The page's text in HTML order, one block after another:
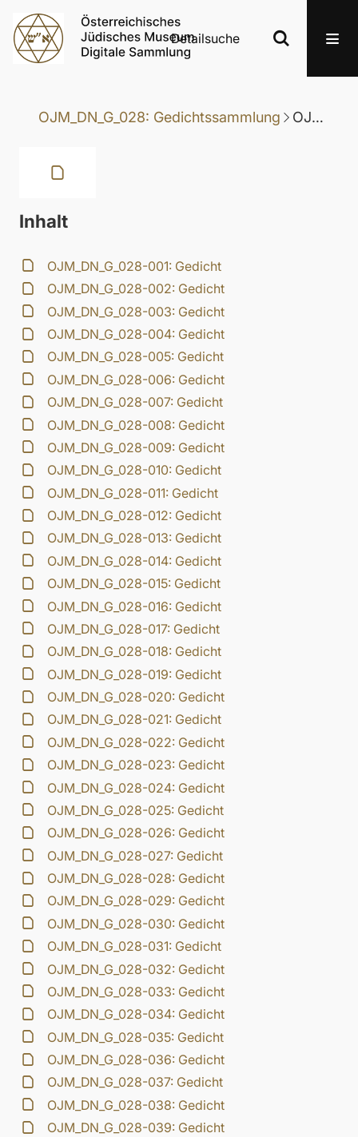
Detailsuche
OJM_DN_G_028: Gedichtssammlung OJM_DN_G_028-020: Gedicht
Inhalt
OJM_DN_G_028-001: Gedicht
OJM_DN_G_028-002: Gedicht
OJM_DN_G_028-003: Gedicht
OJM_DN_G_028-004: Gedicht
OJM_DN_G_028-005: Gedicht
OJM_DN_G_028-006: Gedicht
OJM_DN_G_028-007: Gedicht
OJM_DN_G_028-008: Gedicht
OJM_DN_G_028-009: Gedicht
OJM_DN_G_028-010: Gedicht
OJM_DN_G_028-011: Gedicht
OJM_DN_G_028-012: Gedicht
OJM_DN_G_028-013: Gedicht
OJM_DN_G_028-014: Gedicht
OJM_DN_G_028-015: Gedicht
OJM_DN_G_028-016: Gedicht
OJM_DN_G_028-017: Gedicht
OJM_DN_G_028-018: Gedicht
OJM_DN_G_028-019: Gedicht
OJM_DN_G_028-020: Gedicht
OJM_DN_G_028-021: Gedicht
OJM_DN_G_028-022: Gedicht
OJM_DN_G_028-023: Gedicht
OJM_DN_G_028-024: Gedicht
OJM_DN_G_028-025: Gedicht
OJM_DN_G_028-026: Gedicht
OJM_DN_G_028-027: Gedicht
OJM_DN_G_028-028: Gedicht
OJM_DN_G_028-029: Gedicht
OJM_DN_G_028-030: Gedicht
OJM_DN_G_028-031: Gedicht
OJM_DN_G_028-032: Gedicht
OJM_DN_G_028-033: Gedicht
OJM_DN_G_028-034: Gedicht
OJM_DN_G_028-035: Gedicht
OJM_DN_G_028-036: Gedicht
OJM_DN_G_028-037: Gedicht
OJM_DN_G_028-038: Gedicht
OJM_DN_G_028-039: Gedicht